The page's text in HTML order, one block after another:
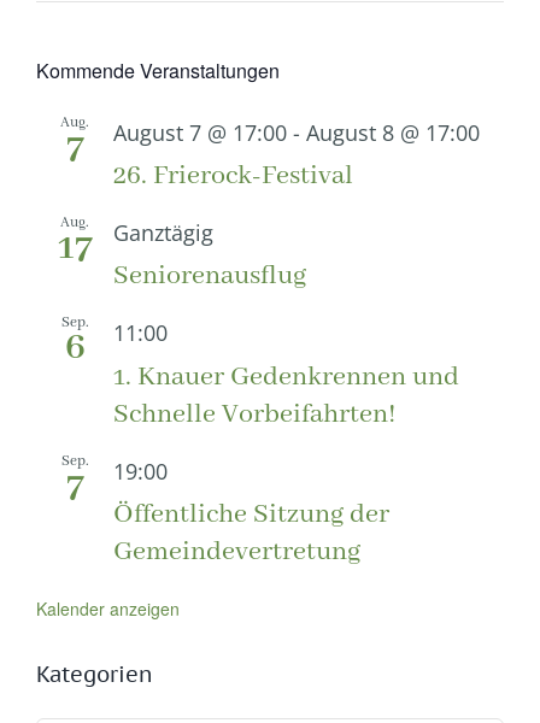
Kommende Veranstaltungen
Aug.
7 August 7 @ 17:00 - August 8 @ 17:00
26. Frierock-Festival
Aug.
17 Ganztägig
Seniorenausflug
Sep.
6 11:00
1. Knauer Gedenkrennen und
Schnelle Vorbeifahrten!
Sep.
7 19:00
Öffentliche Sitzung der
Gemeindevertretung
Kalender anzeigen
Kategorien